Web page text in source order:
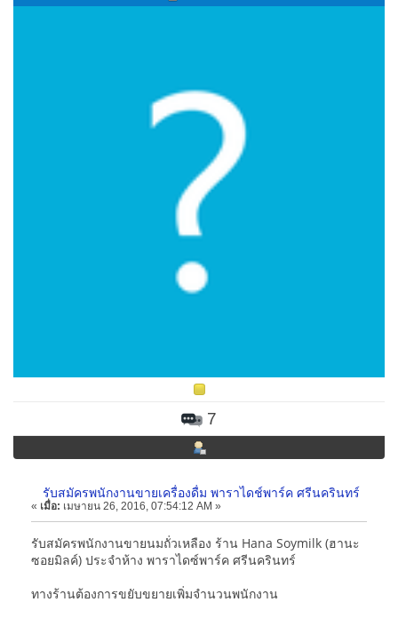
7
รับสมัครพนักงานขายเครื่องดื่ม พาราไดช์พาร์ค ศรีนครินทร์
« เมื่อ: เมษายน 26, 2016, 07:54:12 AM »
รับสมัครพนักงานขายนมถั่วเหลือง ร้าน Hana Soymilk (ฮานะ
ซอยมิลค์) ประจำห้าง พาราไดซ์พาร์ค ศรีนครินทร์
ทางร้านต้องการขยับขยายเพิ่มจำนวนพนักงาน